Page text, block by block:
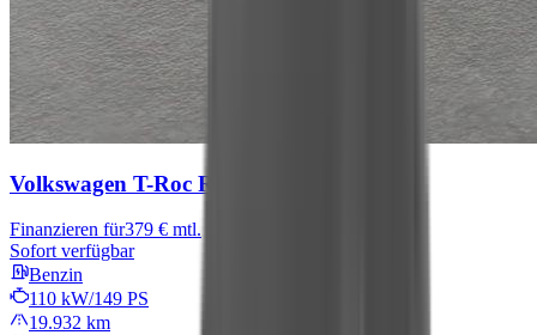
Volkswagen T-Roc R-Line
Finanzieren für379 € mtl.
Sofort verfügbar
Benzin
110 kW/149 PS
19.932 km